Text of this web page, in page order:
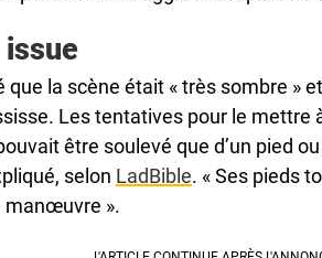
issue
la scène était « très sombre »
Les tentatives pour le mettre
être soulevé que d’un pied
selon LadBible. « Ses pieds
manœuvre ».